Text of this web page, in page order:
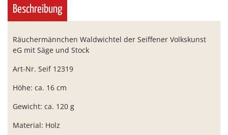
Beschreibung
Räuchermännchen Waldwichtel der Seiffener Volkskunst
eG mit Säge und Stock
Art-Nr. Seif 12319
Höhe: ca. 16 cm
Gewicht: ca. 120 g
Material: Holz